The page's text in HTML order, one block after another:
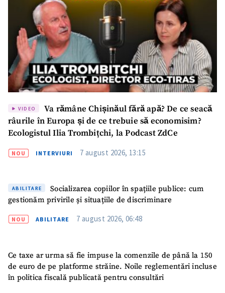
VIDEO
Va rămâne Chișinăul fără apă? De ce seacă
râurile în Europa și de ce trebuie să economisim?
Ecologistul Ilia Trombițchi, la Podcast ZdCe
NOU INTERVIURI 7 august 2026, 13:15
ABILITARE
Socializarea copiilor în spațiile publice: cum
gestionăm privirile și situațiile de discriminare
NOU ABILITARE 7 august 2026, 06:48
Ce taxe ar urma să fie impuse la comenzile de până la 150
de euro de pe platforme străine. Noile reglementări incluse
în politica fiscală publicată pentru consultări
Nume+ Numele meu
Email+ Emailul meu
Telefon
+ Telefon personal
acord cupolitica de
confidențialitate.
TRIMITE ȘTIREA